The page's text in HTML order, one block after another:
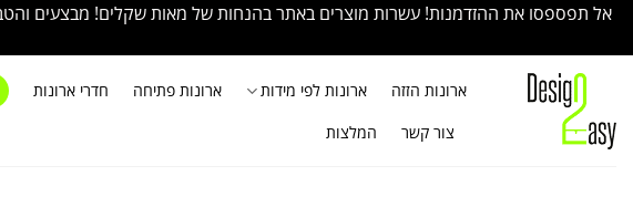
Skip
content
אל תפספסו את ההזדמנות! עשרות מוצרים באתר בהנחות של מאות שקלים! מבצעים
ארונות הזזה ארונות לפי מידות ארונות פתיחה חדרי ארונות
צור קשר
המלצות